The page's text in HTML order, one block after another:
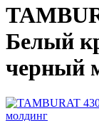
Белый
черный